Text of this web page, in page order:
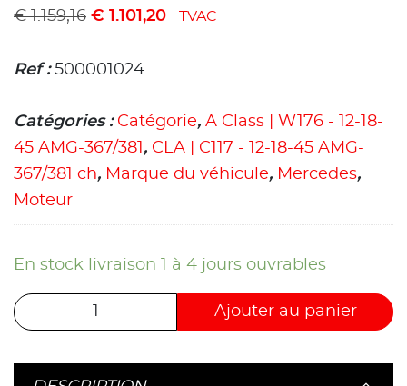
€1.159,16 € 1.101,20 TVAC
Ref :500001024
Catégories : Catégorie, A Class | W176 - 12-18-
45 AMG-367/381 , CLA | C117 - 12-18-45 AMG-
367/381 ch, Marque du véhicule, Mercedes,
Moteur
En stock livraison 1 à 4 jours ouvrables
Ajouter au panier